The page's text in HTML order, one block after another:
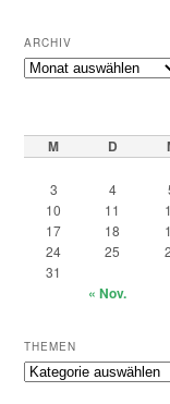
ARCHIV
Archiv
M D
3
4
10
11
17
18
24
25
31
« Nov.
THEMEN
Themen